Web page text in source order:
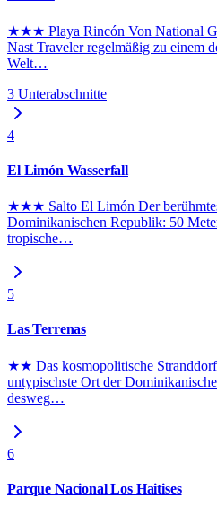
★★★ Playa Rincón Von National
Nast Traveler regelmäßig zu einem
Welt…
3 Unterabschnitte
4
El Limón Wasserfall
★★★ Salto El Limón Der
Dominikanischen Republik: 50
tropische…
5
Las Terrenas
★★ Das kosmopolitische Stranddorf
untypischste Ort der
desweg…
6
Parque Nacional Los Haitises